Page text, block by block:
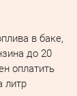
в баке,
до 20
оплатить
литр